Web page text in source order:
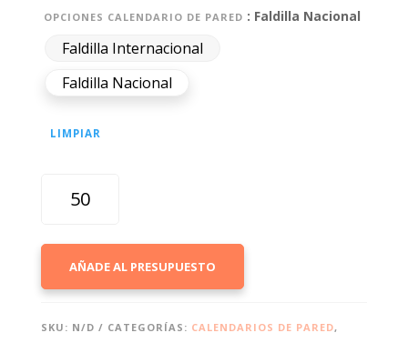
OPCIONES CALENDARIO DE PARED : Faldilla Nacional
Faldilla Internacional
Faldilla Nacional
LIMPIAR
CONCORDIA
CALENDARIOS
MESES
CANTIDAD
AÑADE AL PRESUPUESTO
SKU: N/D CATEGORÍAS: CALENDARIOS DE PARED,